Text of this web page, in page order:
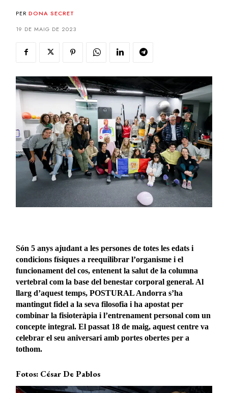
PER DONA SECRET
19 DE MAIG DE 2023
Són 5 anys ajudant a les persones de totes les edats i
condicions físiques a reequilibrar l’organisme i el
funcionament del cos, entenent la salut de la columna
vertebral com la base del benestar corporal general. Al
llarg d’aquest temps, POSTURAL Andorra s’ha
mantingut fidel a la seva filosofia i ha apostat per
combinar la fisioteràpia i l’entrenament personal com un
concepte integral. El passat 18 de maig, aquest centre va
celebrar el seu aniversari amb portes obertes per a
tothom.
Fotos: César De Pablos